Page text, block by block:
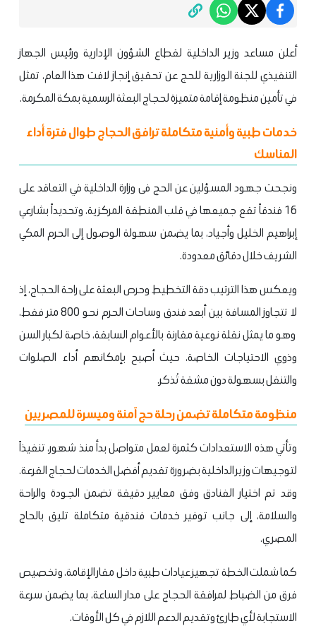
أعلن مساعد وزير الداخلية لقطاع الشؤون الإدارية ورئيس الجهاز
التنفيذي للجنة الوزارية للحج عن تحقيق إنجاز لافت هذا العام، تمثل
في تأمين منظومة إقامة متميزة لحجاج البعثة الرسمية بمكة المكرمة.
خدمات طبية وأمنية متكاملة ترافق الحجاج طوال فترة أداء
المناسك
ونجحت جهود المسؤلين عن الحج فى وزارة الداخلية في التعاقد على
16 فندقاً تقع جميعها في قلب المنطقة المركزية، وتحديداً بشارعي
إبراهيم الخليل وأجياد، بما يضمن سهولة الوصول إلى الحرم المكي
الشريف خلال دقائق معدودة.
ويعكس هذا الترتيب دقة التخطيط وحرص البعثة على راحة الحجاج، إذ
لا تتجاوز المسافة بين أبعد فندق وساحات الحرم نحو 800 متر فقط،
وهو ما يمثل نقلة نوعية مقارنة بالأعوام السابقة، خاصة لكبار السن
وذوي الاحتياجات الخاصة، حيث أصبح بإمكانهم أداء الصلوات
والتنقل بسهولة دون مشقة تُذكر.
منظومة متكاملة تضمن رحلة حج آمنة وميسرة للمصريين
وتأتي هذه الاستعدادات كثمرة لعمل متواصل بدأ منذ شهور، تنفيذاً
لتوجيهات وزير الداخلية بضرورة تقديم أفضل الخدمات لحجاج القرعة.
وقد تم اختيار الفنادق وفق معايير دقيقة تضمن الجودة والراحة
والسلامة، إلى جانب توفير خدمات فندقية متكاملة تليق بالحاج
المصري.
كما شملت الخطة تجهيز عيادات طبية داخل مقار الإقامة، وتخصيص
فرق من الضباط لمرافقة الحجاج على مدار الساعة، بما يضمن سرعة
الاستجابة لأي طارئ وتقديم الدعم اللازم في كل الأوقات.